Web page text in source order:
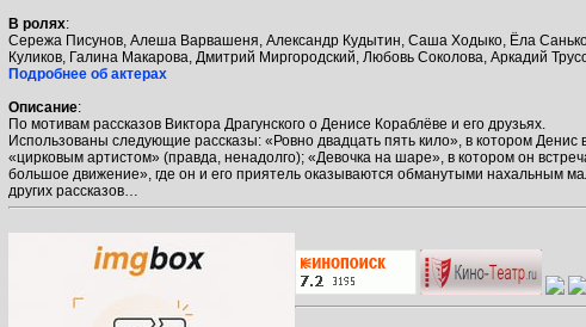
В ролях:
Сережа Писунов, Алеша Варвашеня, Александр Кудытин, Саша Ходыко, Ёла
Куликов, Галина Макарова, Дмитрий Миргородский, Любовь Соколова, Аркадий
Подробнее об актерах
Описание:
По мотивам рассказов Виктора Драгунского о Денисе Кораблёве и его друзьях.
Использованы следующие рассказы: «Ровно двадцать пять кило», в котором
«цирковым артистом» (правда, ненадолго); «Девочка на шаре», в котором он
большое движение», где он и его приятель оказываются обманутыми нахальным
других рассказов…